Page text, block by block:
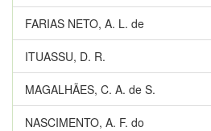
FARIAS NETO, A. L. de
ITUASSU, D. R.
MAGALHÃES, C. A. de S.
NASCIMENTO, A. F. do